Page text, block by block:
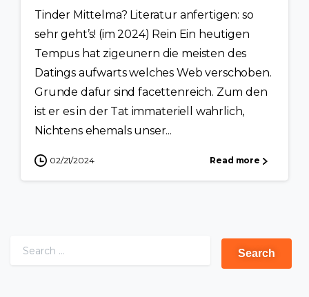
Tinder Mittelma? Literatur anfertigen: so
sehr geht’s! (im 2024) Rein Ein heutigen
Tempus hat zigeunern die meisten des
Datings aufwarts welches Web verschoben.
Grunde dafur sind facettenreich. Zum den
ist er es in der Tat immateriell wahrlich,
Nichtens ehemals unser...
02/21/2024 Read more